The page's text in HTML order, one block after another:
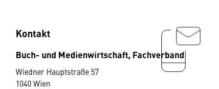
Kontakt
Buch- und Medienwirtschaft, Fachverband
Wiedner Hauptstraße 57
1040 Wien